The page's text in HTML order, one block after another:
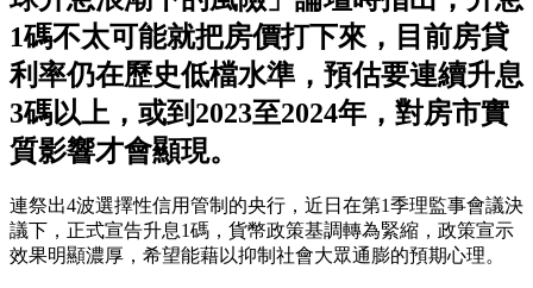
1碼不太可能就把房價打下來，目前房貸
利率仍在歷史低檔水準，預估要連續升息
3碼以上，或到2023至2024年，對房市實
質影響才會顯現。
連祭出4波選擇性信用管制的央行，近日在第1季理監事會議決
議下，正式宣告升息1碼，貨幣政策基調轉為緊縮，政策宣示
效果明顯濃厚，希望能藉以抑制社會大眾通膨的預期心理。